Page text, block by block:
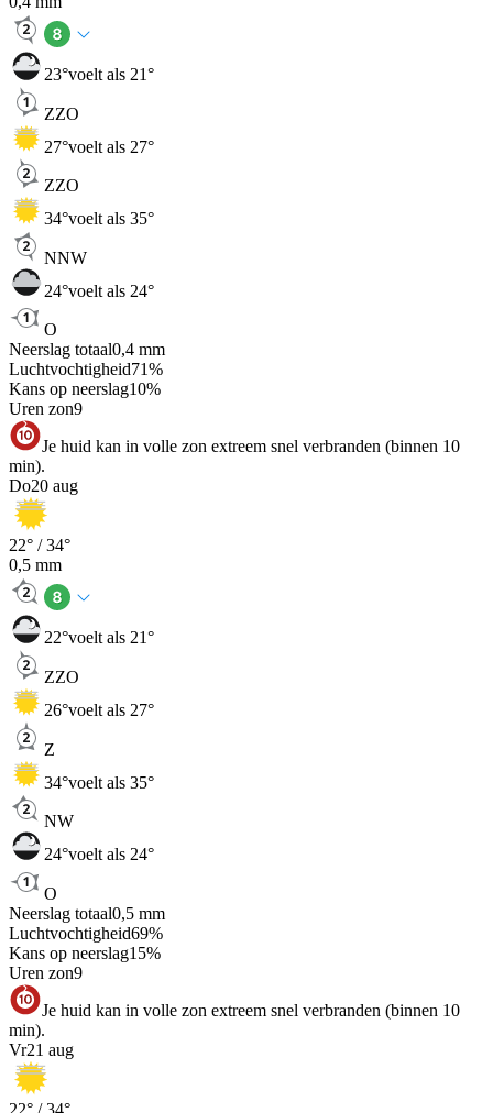
23°voelt als 21°
ZZO
27°voelt als 27°
ZZO
34°voelt als 35°
NNW
24°voelt als 24°
O
Neerslag totaal0,4 mm
Luchtvochtigheid71%
Kans op neerslag10%
Uren zon9
Je huid kan in volle zon extreem snel verbranden (binnen 10
min).
Do20 aug
22° /34°
0,5 mm
22°voelt als 21°
ZZO
26°voelt als 27°
Z
34°voelt als 35°
NW
24°voelt als 24°
O
Neerslag totaal0,5 mm
Luchtvochtigheid69%
Kans op neerslag15%
Uren zon9
Je huid kan in volle zon extreem snel verbranden (binnen 10
min).
Vr21 aug
22° / 34°